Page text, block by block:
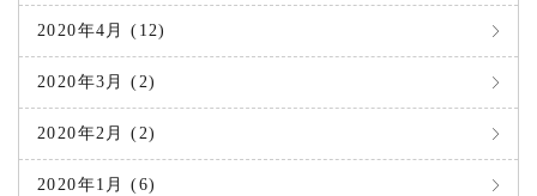
2020年4月 (12)
2020年3月 (2)
2020年2月 (2)
2020年1月 (6)